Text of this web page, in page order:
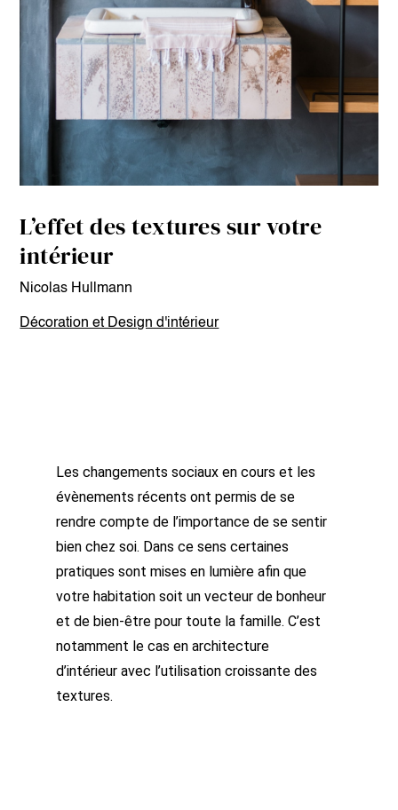
L’effet des textures sur votre
intérieur
Nicolas Hullmann
Décoration et Design d'intérieur
Les changements sociaux en cours et les
évènements récents ont permis de se
rendre compte de l’importance de se sentir
bien chez soi. Dans ce sens certaines
pratiques sont mises en lumière afin que
votre habitation soit un vecteur de bonheur
et de bien-être pour toute la famille. C’est
notamment le cas en architecture
d’intérieur avec l’utilisation croissante des
textures.